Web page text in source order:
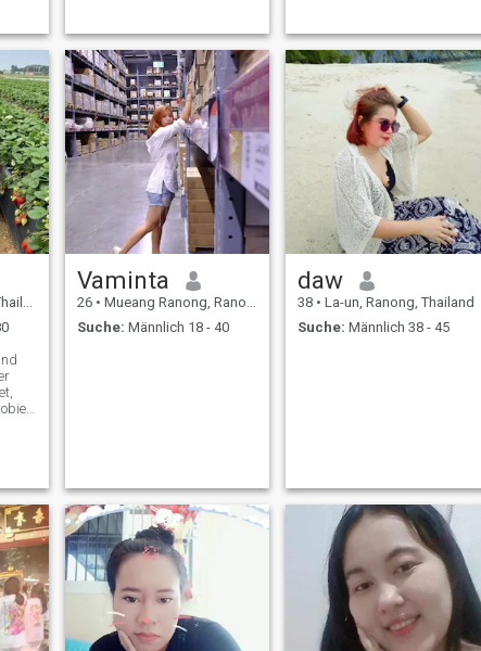
a
my English skill
Vaminta
26 • Mueang Ranong, Ranong, Thailand
Suche: Männlich 18 - 40
daw
38 • La-un, Ranong, Thailand
Suche: Männlich 38 - 45